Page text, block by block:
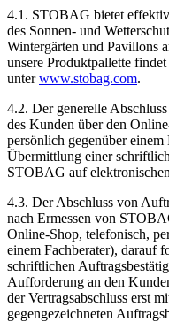
4.1. STOBAG bietet
des Sonnen- und
Wintergärten und Pavillons
unsere Produktpallette
unterwww.stobag.com.
4.2. Der generelle
des Kunden über den
persönlich gegenüber
Übermittlung einer
STOBAG auf
4.3. Der Abschluss von
nach Ermessen von
Online-Shop, telefonisch,
einem Fachberater), darauf
schriftlichen
Aufforderung an den
der Vertragsabschluss erst
gegengezeichneten